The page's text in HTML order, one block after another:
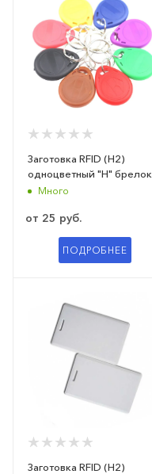
Заготовка RFID (H2)
одноцветный "H" брелок
Много
от 25 руб.
ПОДРОБНЕЕ
Заготовка RFID (H2)